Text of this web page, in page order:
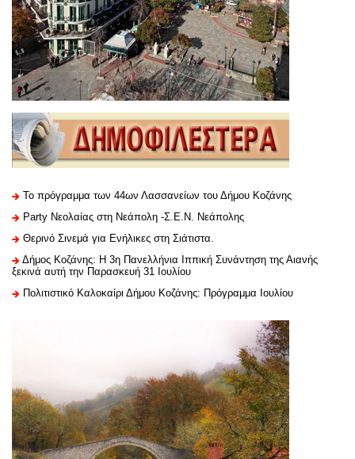
Το πρόγραμμα των 44ων Λασσανείων του Δήμου Κοζάνης
Party Νεολαίας στη Νεάπολη -Σ.Ε.Ν. Νεάπολης
Θερινό Σινεμά για Ενήλικες στη Σιάτιστα.
Δήμος Κοζάνης: Η 3η Πανελλήνια Ιππική Συνάντηση της Αιανής
ξεκινά αυτή την Παρασκευή 31 Ιουλίου
Πολιτιστικό Καλοκαίρι Δήμου Κοζάνης: Πρόγραμμα Ιουλίου